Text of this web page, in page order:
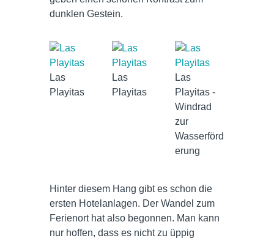
dunklen Gestein.
Las
Playitas
Las
Playitas
Las
Playitas -
Windrad
zur
Wasserförd
erung
Hinter diesem Hang gibt es schon die
ersten Hotelanlagen. Der Wandel zum
Ferienort hat also begonnen. Man kann
nur hoffen, dass es nicht zu üppig